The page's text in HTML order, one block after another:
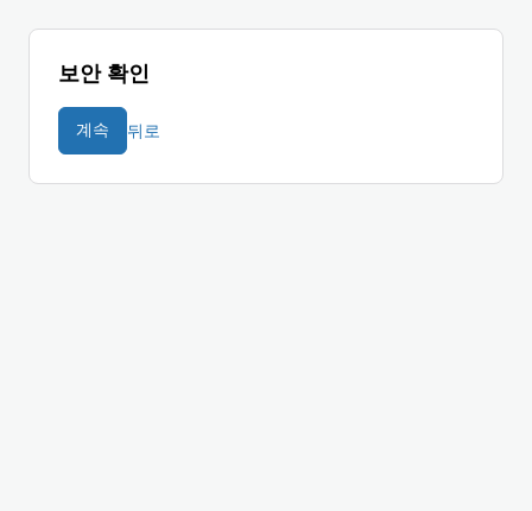
보안 확인
계속 뒤로